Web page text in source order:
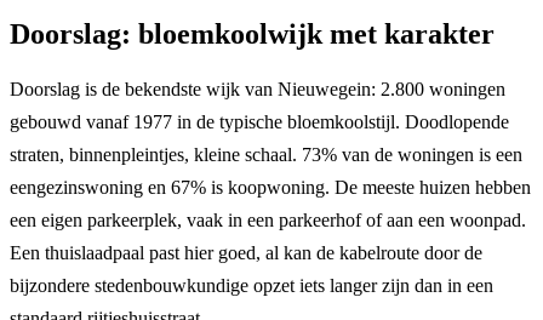
Doorslag: bloemkoolwijk met karakter
Doorslag is de bekendste wijk van Nieuwegein: 2.800 woningen
gebouwd vanaf 1977 in de typische bloemkoolstijl. Doodlopende
straten, binnenpleintjes, kleine schaal. 73% van de woningen is een
eengezinswoning en 67% is koopwoning. De meeste huizen hebben
een eigen parkeerplek, vaak in een parkeerhof of aan een woonpad.
Een thuislaadpaal past hier goed, al kan de kabelroute door de
bijzondere stedenbouwkundige opzet iets langer zijn dan in een